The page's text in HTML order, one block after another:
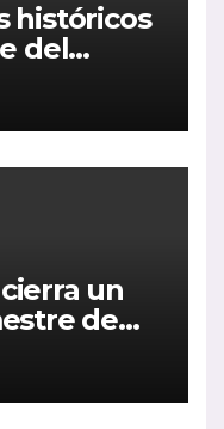
históricos
del
San
un
de
en